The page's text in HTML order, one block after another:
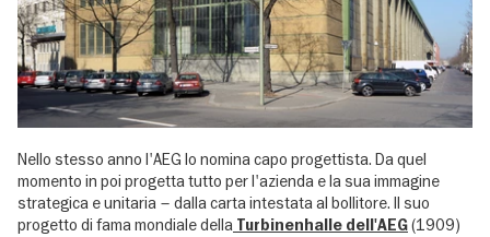
Nello stesso anno l'AEG lo nomina capo progettista. Da quel
momento in poi progetta tutto per l'azienda e la sua immagine
strategica e unitaria – dalla carta intestata al bollitore. Il suo
progetto di fama mondiale della Turbinenhalle dell'AEG(1909)